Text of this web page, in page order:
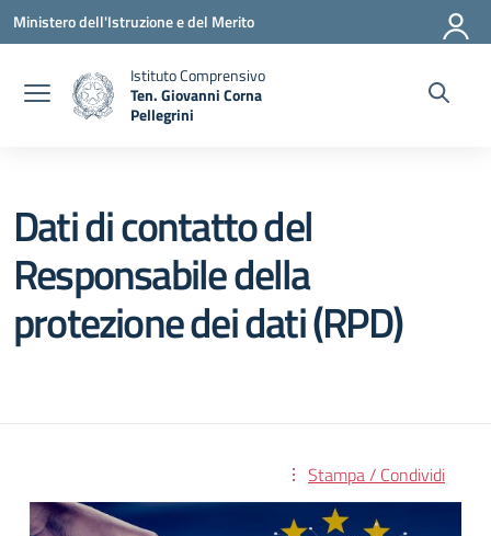
Vai ai contenuti
Vai al menu di navigazione
Vai al footer
Ministero dell'Istruzione e del Merito
Istituto Comprensivo
Ten. Giovanni Corna
Pellegrini
Dati di contatto del
Responsabile della
protezione dei dati (RPD)
Stampa / Condividi